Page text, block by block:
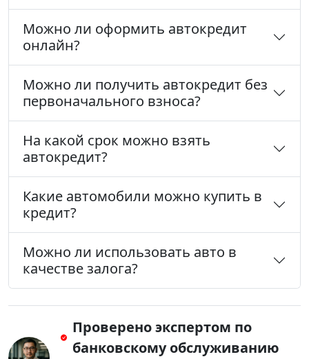
Можно ли оформить автокредит
онлайн?
Можно ли получить автокредит без
первоначального взноса?
На какой срок можно взять
автокредит?
Какие автомобили можно купить в
кредит?
Можно ли использовать авто в
качестве залога?
Проверено экспертом по
банковскому обслуживанию